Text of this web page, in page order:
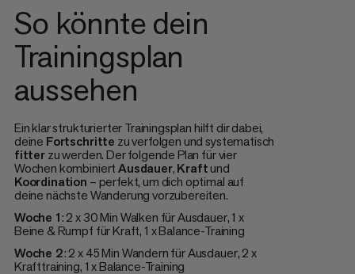
So könnte dein
Trainingsplan
aussehen
Ein klar strukturierter Trainingsplan hilft dir dabei,
deine Fortschritte zu verfolgen und systematisch
fitterzu werden. Der folgende Plan für vier
Wochen kombiniertAusdauer,Kraftund
Koordination – perfekt, um dich optimal auf
deine nächste Wanderung vorzubereiten.
Woche 1: 2 x 30 Min Walken für Ausdauer, 1 x
Beine & Rumpf für Kraft, 1 x Balance-Training
Woche 2: 2 x 45 Min Wandern für Ausdauer, 2 x
Krafttraining, 1 x Balance-Training